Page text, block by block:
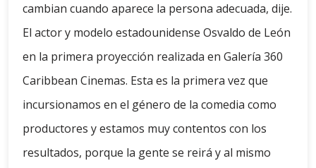
cambian cuando aparece la persona adecuada, dije.
El actor y modelo estadounidense Osvaldo de León
en la primera proyección realizada en Galería 360
Caribbean Cinemas. Esta es la primera vez que
incursionamos en el género de la comedia como
productores y estamos muy contentos con los
resultados, porque la gente se reirá y al mismo